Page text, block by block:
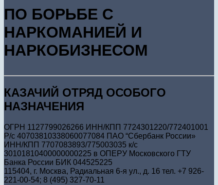
ПО БОРЬБЕ С
НАРКОМАНИЕЙ И
НАРКОБИЗНЕСОМ
КАЗАЧИЙ ОТРЯД ОСОБОГО
НАЗНАЧЕНИЯ
ОГРН 1127799026266 ИНН/КПП 7724301220/772401001
Р/с 40703810338060077084 ПАО “Сбербанк России»
ИНН/КПП 7707083893/775003035 к/с
30101810400000000225 в ОПЕРУ Московского ГТУ
Банка России БИК 044525225
115404, г. Москва, Радиальная 6-я ул., д. 16 тел. +7 926-
221-00-54; 8 (495) 327-70-11